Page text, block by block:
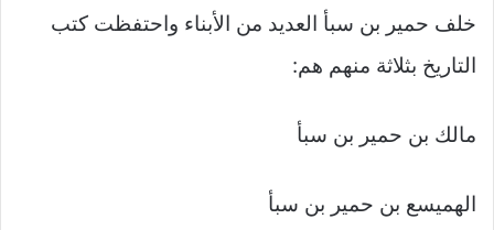
خلف حمير بن سبأ العديد من الأبناء واحتفظت كتب
التاريخ بثلاثة منهم هم:
مالك بن حمير بن سبأ
الهميسع بن حمير بن سبأ